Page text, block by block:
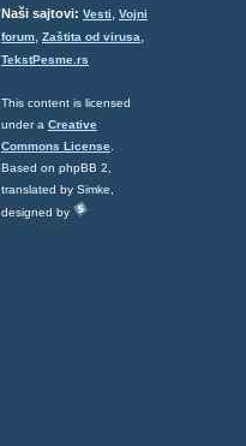
Naši sajtovi: Vesti, Vojni
forum, Zaštita od virusa,
TekstPesme.rs
This content is licensed
under a Creative
Commons License
Based on phpBB 2,
translated by Simke,
designed by